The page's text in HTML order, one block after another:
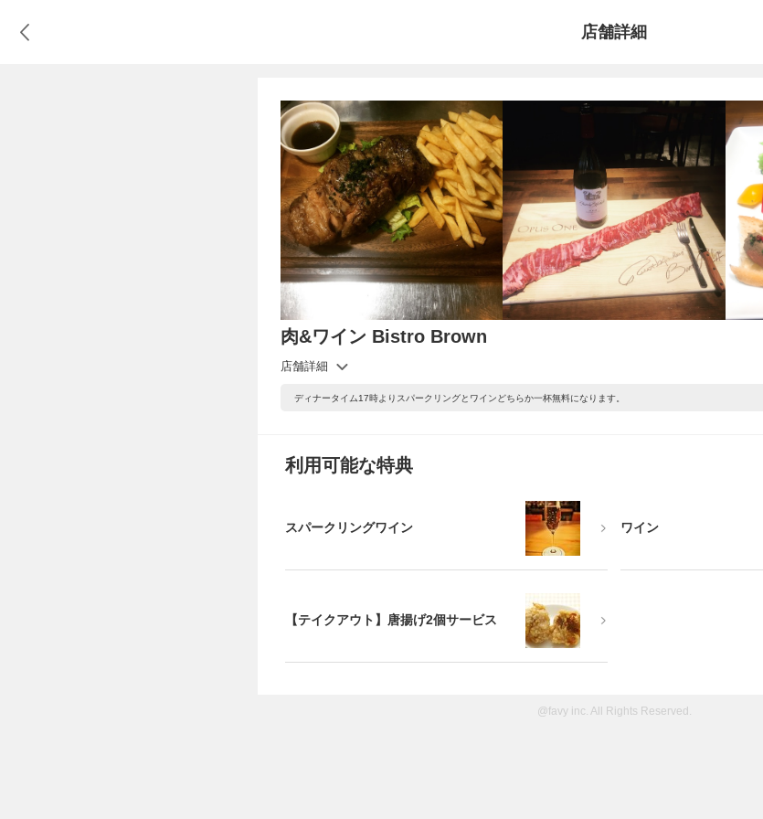
店舗詳細
肉&ワイン Bistro Brown
店舗詳細
ディナータイム17時よりスパークリングとワインどちらか一杯無料になります。
利用可能な特典
スパークリングワイン ワイン
【テイクアウト】唐揚げ2個サービス
@favy inc. All Rights Reserved.